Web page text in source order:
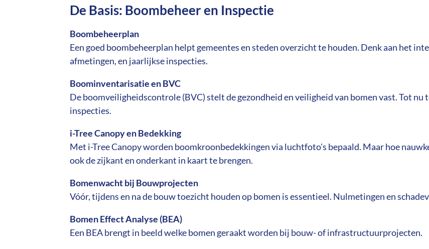
De Basis: Boombeheer en Inspectie
Boombeheerplan
Een goed boombeheerplan helpt gemeentes en steden overzicht te houden. Denk aan het
afmetingen, en jaarlijkse inspecties.
Boominventarisatie en BVC
De boomveiligheidscontrole (BVC) stelt de gezondheid en veiligheid van bomen vast. Tot
inspecties.
i-Tree Canopy en Bedekking
Met i-Tree Canopy worden boomkroonbedekkingen via luchtfoto's bepaald. Maar hoe
ook de zijkant en onderkant in kaart te brengen.
Bomenwacht bij Bouwprojecten
Vóór, tijdens en na de bouw toezicht houden op bomen is essentieel. Nulmetingen en
Bomen Effect Analyse (BEA)
Een BEA brengt in beeld welke bomen geraakt worden bij bouw- of infrastructuurprojecten.